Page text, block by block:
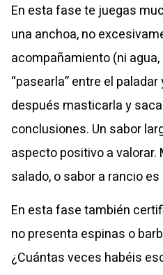
En esta fase te juegas
una anchoa, no
acompañamiento (ni agua,
“pasearla” entre el paladar
después masticarla y
conclusiones. Un sabor
aspecto positivo a valorar.
salado, o sabor a rancio
En esta fase también
no presenta espinas o
¿Cuántas veces habéis